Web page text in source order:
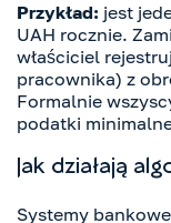
Przykład: jest
UAH rocznie.
właściciel
pracownika) z
Formalnie
podatki
Jak działają
Systemy